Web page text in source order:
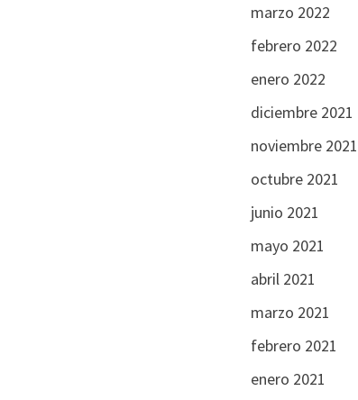
marzo 2022
febrero 2022
enero 2022
diciembre 2021
noviembre 2021
octubre 2021
junio 2021
mayo 2021
abril 2021
marzo 2021
febrero 2021
enero 2021